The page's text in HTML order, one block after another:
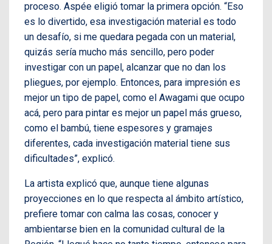
proceso. Aspée eligió tomar la primera opción. “Eso
es lo divertido, esa investigación material es todo
un desafío, si me quedara pegada con un material,
quizás sería mucho más sencillo, pero poder
investigar con un papel, alcanzar que no dan los
pliegues, por ejemplo. Entonces, para impresión es
mejor un tipo de papel, como el Awagami que ocupo
acá, pero para pintar es mejor un papel más grueso,
como el bambú, tiene espesores y gramajes
diferentes, cada investigación material tiene sus
dificultades”, explicó.
La artista explicó que, aunque tiene algunas
proyecciones en lo que respecta al ámbito artístico,
prefiere tomar con calma las cosas, conocer y
ambientarse bien en la comunidad cultural de la